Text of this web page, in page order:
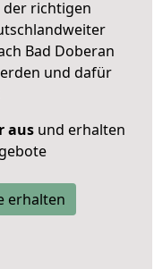
richtigen
Bad Doberan
und dafür
ausund erhalten
erhalten